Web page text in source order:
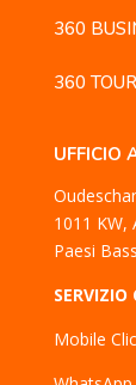
360
360
UFFICIO
1011 KW,
Paesi
SERVIZIO
Mobile